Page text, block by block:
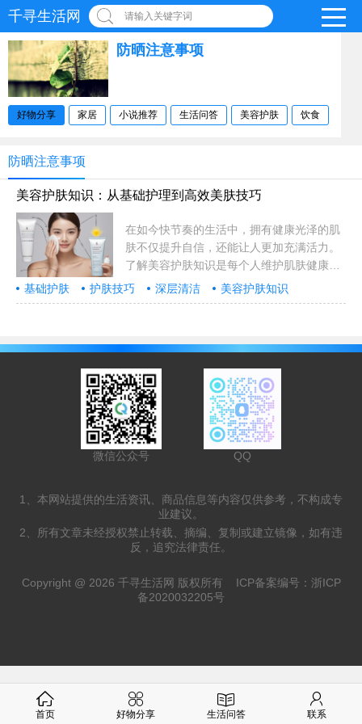
千寻生活网 请输入关键字词
防晒注意事项
好物分享 家居 小说推荐 生活问答 美容护肤 饮食
防晒注意事项
美容护肤知识：从基础护理到高效美肤技巧
在如今快节奏的生活中，拥有健康光泽的肌
肤不仅提升自信，还能让人更加充满活力。
了解美容护肤知识是每个人维护肌肤健康的
关键。无论你是护肤新手，还是经验丰富的
护肤达人，掌握正确的护肤技巧都能帮助你
基础护肤 护肤技巧 深层清洁
美容护肤知识
防晒注意事项
微信公众号 QQ
1、本网站提供的生活资讯、商品信息等内容仅供参考，不构成专
业建议。
2、所有文章未经授权禁止转载、摘编、复制或建立镜像，如有违
反，追究法律责任。
Copyright @ 2026 千寻生活网 版权所有 ICP备案编号：浙ICP
备2020032205号
首页 好物分享 生活问答 联系